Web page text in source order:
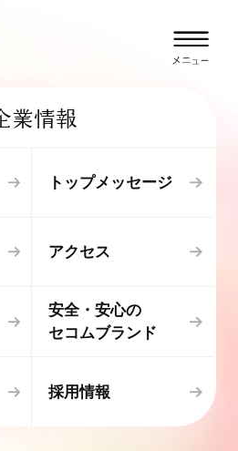
業情報
トップメッセージ
アクセス
安全・安心の
セコムブランド
採用情報